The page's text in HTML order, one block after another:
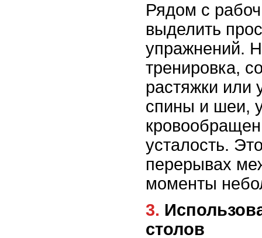
Рядом с
выделить
упражнений.
тренировка,
растяжки или
спины и шеи,
усталость.
перерывах
моменты
3. Использование стоячих
столов